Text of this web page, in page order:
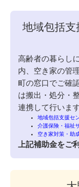
地域包括
高齢者の暮らし
内、空き家の管
町の窓口でご確
は搬出・処分・
連携して行います
地域包括支援セ
介護保険・福祉
空き家対策・助
上記補助金をご